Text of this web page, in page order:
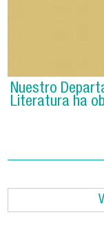
Nuestro
Literatura ha